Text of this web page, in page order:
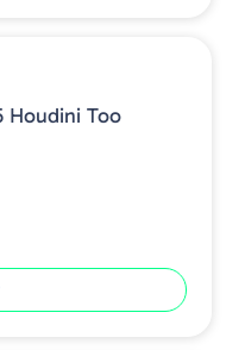
Houdini Too